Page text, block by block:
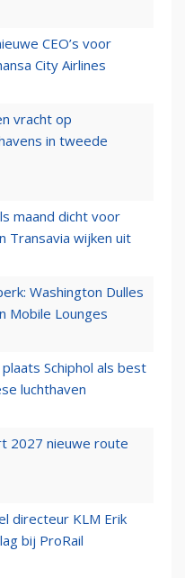
CEO’s voor
City Airlines
vracht op
in tweede
maand dicht voor
Transavia wijken uit
Washington Dulles
Mobile Lounges
Schiphol als best
luchthaven
2027 nieuwe route
directeur KLM Erik
bij ProRail